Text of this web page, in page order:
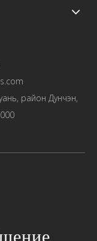
пластиковых
системы
свяжитесь с
район Дунчэн,